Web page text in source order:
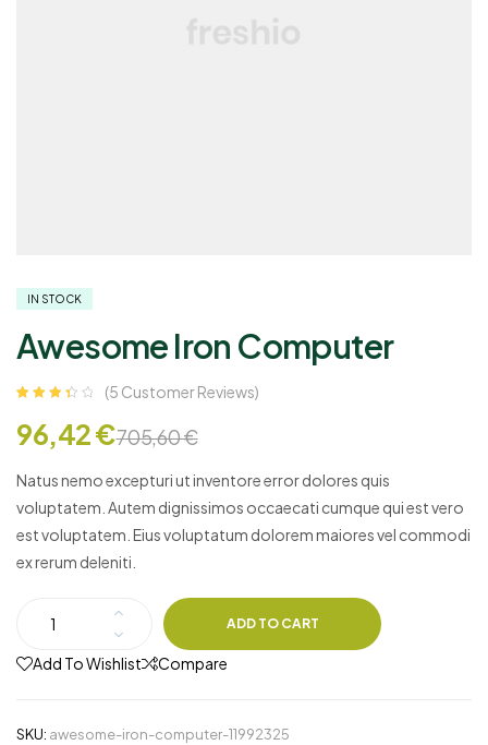
IN STOCK
Awesome Iron Computer
3.50out
of 5
based on
r ratings
(5 Customer Reviews)
705,60€
96,42€
Natus nemo excepturi ut inventore error dolores quis
voluptatem. Autem dignissimos occaecati cumque qui est vero
est voluptatem. Eius voluptatum dolorem maiores vel commodi
ex rerum deleniti.
ADD TO CART
Add To Wishlist Compare
SKU: awesome-iron-computer-11992325